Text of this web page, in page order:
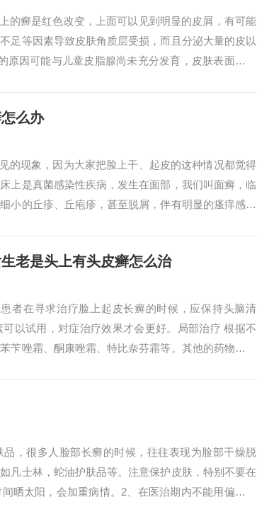
的癣是红色改变，上面可以见到明显的皮屑，有可能
足等因素导致皮肤角质层受损，而且分泌大量的皮以
因可能与儿童皮脂腺尚未充分发育，皮肤表面缺乏
么办
的现象，因为大家把脸上干、起皮的这种情况都觉得
上是真菌感染性疾病，发生在面部，我们叫面癣，临
小的丘疹、丘疱疹，甚至脱屑，伴有明显的瘙痒感。
老是头上有头皮癣怎么治
者在寻求治疗脸上起皮长癣的时候，应保持头脑清
以试用，对症治疗效果才会更好。局部治疗 根据不
苄唑霜、酮康唑霜、特比奈芬霜等。其他的药物如复
，很多人脸部长癣的时候，往往表现为脸部干燥脱
凡士林，蛇油护肤品等。注意保护皮肤，特别不要在
晒太阳，会加重病情。2、在医治期内不能用偏碱香